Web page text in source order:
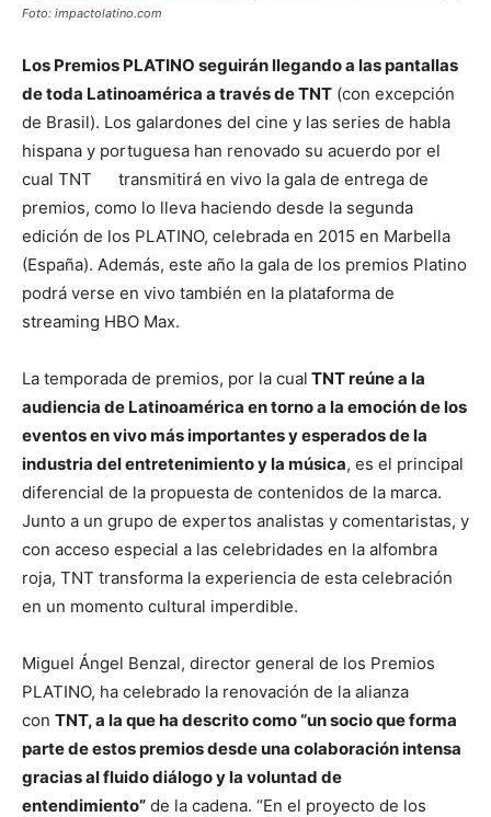
Foto: impactolatino.com
Los Premios PLATINO seguirán llegando a las pantallas
de toda Latinoamérica a través deTNT (con excepción
de Brasil). Los galardones del cine y las series de habla
hispana y portuguesa han renovado su acuerdo por el
cual TNT transmitirá en vivo la gala de entrega de
premios, como lo lleva haciendo desde la segunda
edición de los PLATINO, celebrada en 2015 en Marbella
(España). Además, este año la gala de los premios Platino
podrá verse en vivo también en la plataforma de
streaming HBO Max.
La temporada de premios, por la cual TNT reúne a la
audiencia de Latinoamérica en torno a la emoción de los
eventos en vivo más importantes y esperados de la
industria del entretenimiento y la música, es el principal
diferencial de la propuesta de contenidos de la marca.
Junto a un grupo de expertos analistas y comentaristas, y
con acceso especial a las celebridades en la alfombra
roja, TNT transforma la experiencia de esta celebración
en un momento cultural imperdible.
Miguel Ángel Benzal, director general de los Premios
PLATINO, ha celebrado la renovación de la alianza
con TNT, a la que ha descrito como “un socio que forma
parte de estos premios desde una colaboración intensa
gracias al fluido diálogo y la voluntad de
entendimiento” de la cadena. “En el proyecto de los